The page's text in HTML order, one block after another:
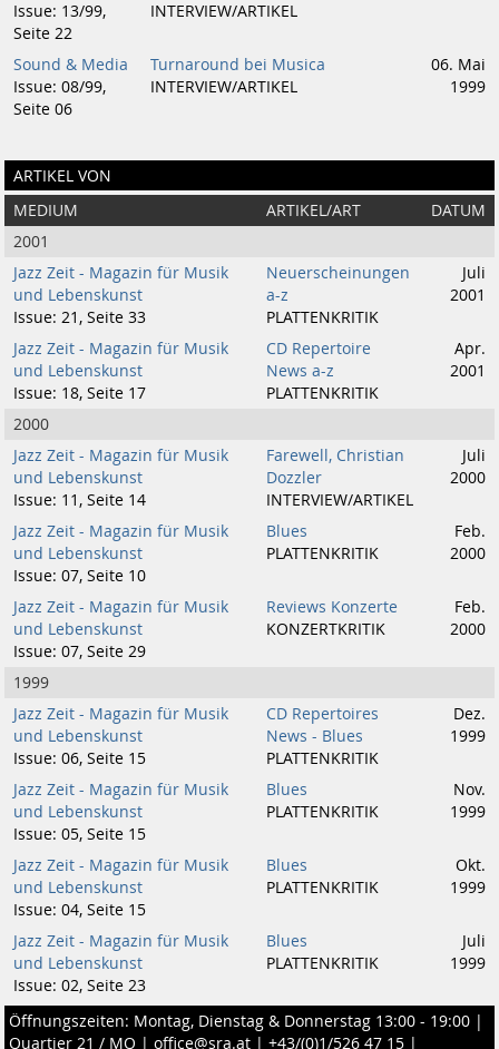
Issue: 13/99,
Seite 22
INTERVIEW/ARTIKEL
Sound & Media
Issue: 08/99,
Seite 06
Turnaround bei Musica
INTERVIEW/ARTIKEL
06. Mai
1999
ARTIKEL VON
MEDIUM ARTIKEL/ART
DATUM
2001
Jazz Zeit - Magazin für Musik
und Lebenskunst
Issue: 21, Seite 33
Neuerscheinungen
a-z
PLATTENKRITIK
Juli
2001
Jazz Zeit - Magazin für Musik
und Lebenskunst
Issue: 18, Seite 17
CD Repertoire
News a-z
PLATTENKRITIK
Apr.
2001
2000
Jazz Zeit - Magazin für Musik
und Lebenskunst
Issue: 11, Seite 14
Farewell, Christian
Dozzler
INTERVIEW/ARTIKEL
Juli
2000
Jazz Zeit - Magazin für Musik
und Lebenskunst
Issue: 07, Seite 10
Blues
PLATTENKRITIK
Feb.
2000
Jazz Zeit - Magazin für Musik
und Lebenskunst
Issue: 07, Seite 29
Reviews Konzerte
KONZERTKRITIK
Feb.
2000
1999
Jazz Zeit - Magazin für Musik
und Lebenskunst
Issue: 06, Seite 15
CD Repertoires
News - Blues
PLATTENKRITIK
Dez.
1999
Jazz Zeit - Magazin für Musik
und Lebenskunst
Issue: 05, Seite 15
Blues
PLATTENKRITIK
Nov.
1999
Jazz Zeit - Magazin für Musik
und Lebenskunst
Issue: 04, Seite 15
Blues
PLATTENKRITIK
Okt.
1999
Jazz Zeit - Magazin für Musik
und Lebenskunst
Issue: 02, Seite 23
Blues
PLATTENKRITIK
Juli
1999
Öffnungszeiten: Montag, Dienstag & Donnerstag 13:00 - 19:00 |
Quartier 21 / MQ | office@sra.at | +43/(0)1/526 47 15 |